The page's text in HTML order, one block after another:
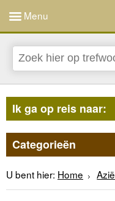
Menu
Ik ga op reis naar:
Categorieën
U bent hier: Home Azië